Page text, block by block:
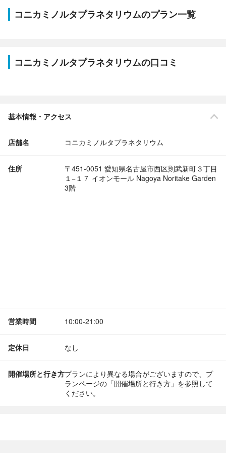
コニカミノルタプラネタリウムのプラン一覧
コニカミノルタプラネタリウムの口コミ
基本情報・アクセス
店舗名 コニカミノルタプラネタリウム
住所
〒451-0051 愛知県名古屋市西区則武新町３丁目
１−１７ イオンモール Nagoya Noritake Garden
3階
営業時間 10:00-21:00
定休日 なし
開催場所と行き方プランにより異なる場合がございますので、プ
ランページの「開催場所と行き方」を参照して
ください。